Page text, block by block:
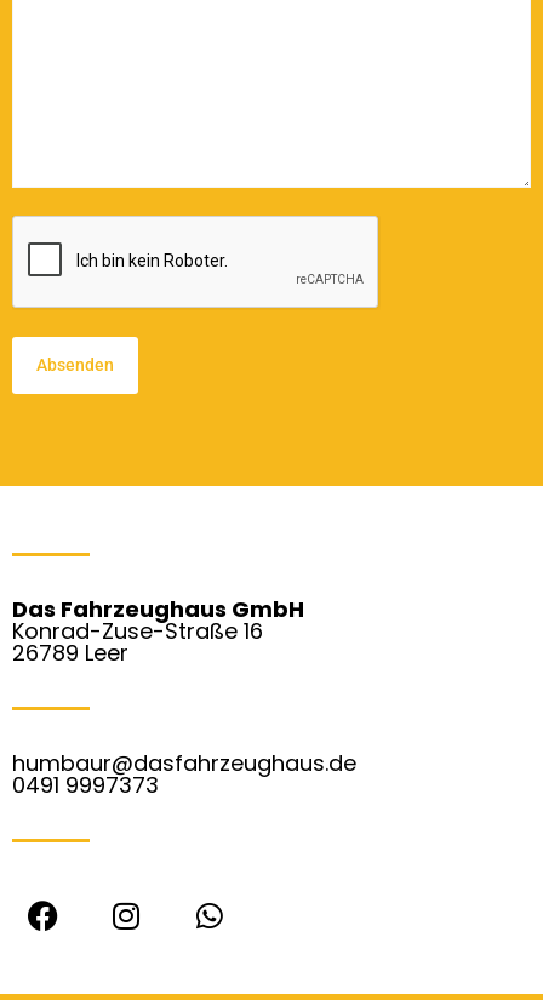
CAPTCHA
Das Fahrzeughaus GmbH
Konrad-Zuse-Straße 16
26789 Leer
humbaur@dasfahrzeughaus.de
0491 9997373
F
a
e
I
n
t
W
h
t